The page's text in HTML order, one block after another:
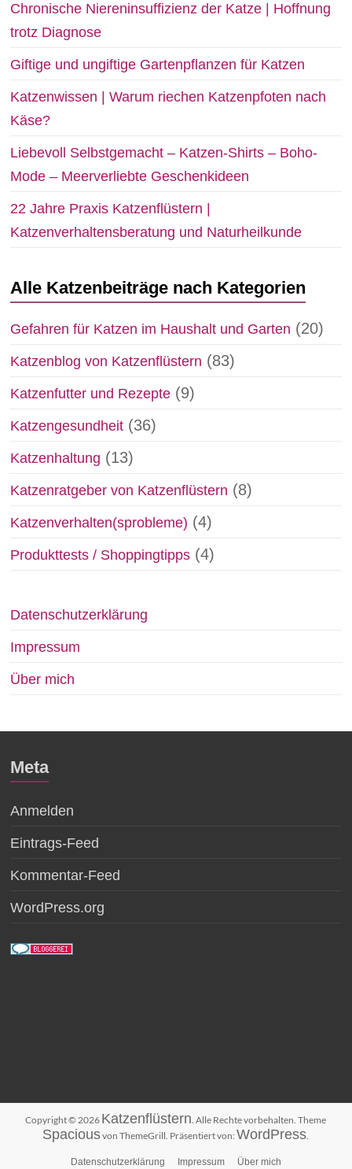
Chronische Niereninsuffizienz der Katze | Hoffnung
trotz Diagnose
Giftige und ungiftige Gartenpflanzen für Katzen
Katzenwissen | Warum riechen Katzenpfoten nach
Käse?
Liebevoll Selbstgemacht – Katzen-Shirts – Boho-
Mode – Meerverliebte Geschenkideen
22 Jahre Praxis Katzenflüstern |
Katzenverhaltensberatung und Naturheilkunde
Alle Katzenbeiträge nach Kategorien
Gefahren für Katzen im Haushalt und Garten (20)
Katzenblog von Katzenflüstern (83)
Katzenfutter und Rezepte (9)
Katzengesundheit (36)
Katzenhaltung (13)
Katzenratgeber von Katzenflüstern (8)
Katzenverhalten(sprobleme) (4)
Produkttests / Shoppingtipps (4)
Datenschutzerklärung
Impressum
Über mich
Meta
Anmelden
Eintrags-Feed
Kommentar-Feed
WordPress.org
Copyright © 2026 Katzenflüstern. Alle Rechte vorbehalten. Theme
Spaciousvon ThemeGrill. Präsentiert von:WordPress.
Datenschutzerklärung Impressum Über mich